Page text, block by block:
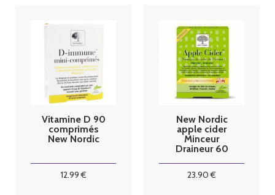
Vitamine D 90
comprimés
New Nordic
12.99€
New Nordic
apple cider
Minceur
Draineur 60
23.90 €